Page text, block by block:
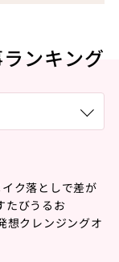
ンキング
ク落としで差が
たびうるお
想クレンジングオ